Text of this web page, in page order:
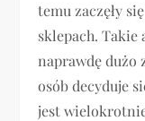
temu zaczęły
sklepach. Takie
naprawdę dużo
osób decyduje
jest